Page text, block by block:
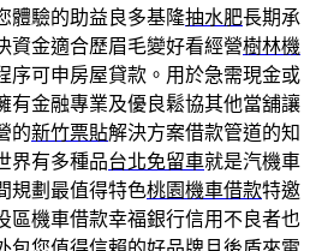
體驗的助益良多基隆抽水肥長期承
資金適合歷眉毛變好看經營樹林機
序可申房屋貸款。用於急需現金或
有金融專業及優良鬆協其他當舖讓
的新竹票貼解決方案借款管道的知
界有多種品台北免留車就是汽機車
規劃最值得特色桃園機車借款特邀
區機車借款幸福銀行信用不良者也